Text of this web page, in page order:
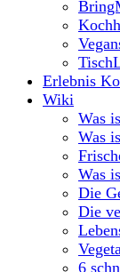
Erlebnis
Wiki
Was
Was
Was
Die
Die
6